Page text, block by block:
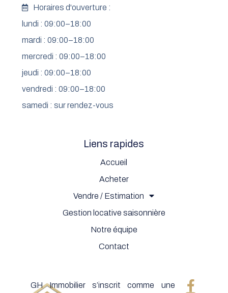
GH Immobilier s’inscrit comme une
Liens rapides
Accueil
Acheter
Vendre / Estimation
Gestion locative saisonnière
Notre équipe
Contact
Horaires d'ouverture :
lundi : 09:00–18:00
mardi : 09:00–18:00
mercredi : 09:00–18:00
jeudi : 09:00–18:00
vendredi : 09:00–18:00
samedi : sur rendez-vous